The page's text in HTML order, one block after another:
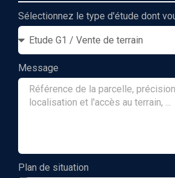
Sélectionnez le type d'étude dont
Message
Plan de situation